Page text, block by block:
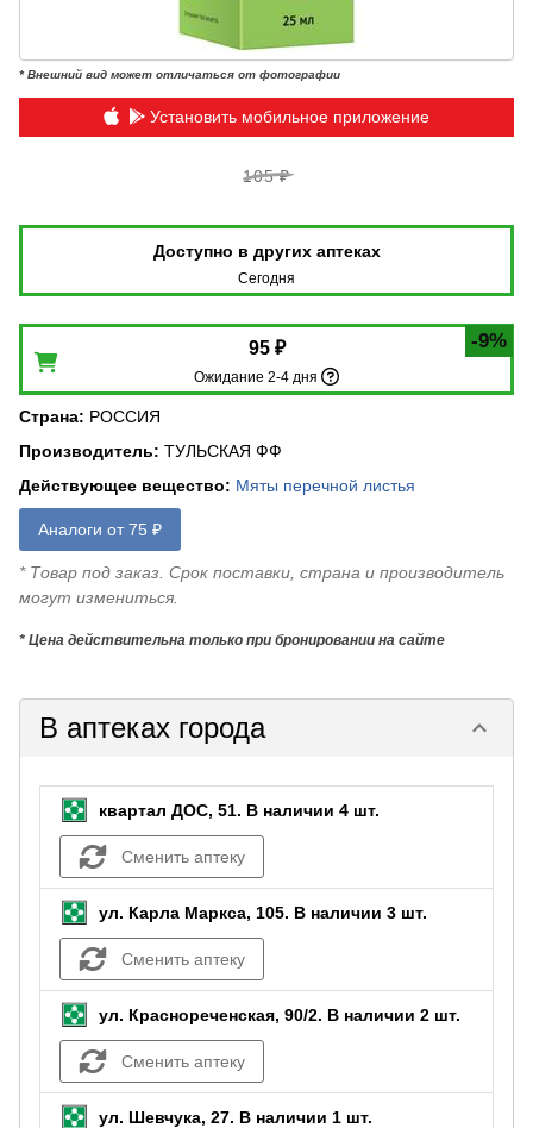
* Внешний вид может отличаться от фотографии
Установить мобильное приложение
105 ₽
Доступно в других аптеках
Сегодня
-9%
95 ₽
Ожидание 2-4 дня
Страна: РОССИЯ
Производитель: ТУЛЬСКАЯ ФФ
Действующее вещество: Мяты перечной листья
Аналоги от 75 ₽
* Товар под заказ. Срок поставки, страна и производитель
могут измениться.
* Цена действительна только при бронировании на сайте
В аптеках города keyboard_arrow_down
квартал ДОС, 51. В наличии 4 шт.
Сменить аптеку
ул. Карла Маркса, 105. В наличии 3 шт.
Сменить аптеку
ул. Краснореченская, 90/2. В наличии 2 шт.
Сменить аптеку
ул. Шевчука, 27. В наличии 1 шт.